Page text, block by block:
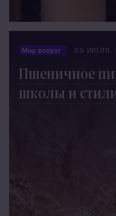
Мир вокруг 09 ИЮЛЯ,
Пшеничное
школы и